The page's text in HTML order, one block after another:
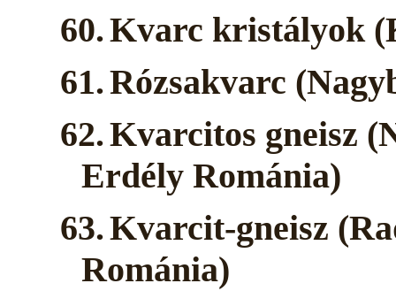
60.Kvarc kristályok
61.Rózsakvarc
62.Kvarcitos gneisz
Erdély Románia)
63.Kvarcit-gneisz
Románia)